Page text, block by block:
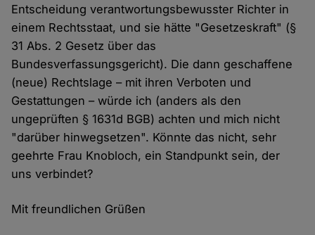
Entscheidung verantwortungsbewusster Richter in
einem Rechtsstaat, und sie hätte "Gesetzeskraft" (§
31 Abs. 2 Gesetz über das
Bundesverfassungsgericht). Die dann geschaffene
(neue) Rechtslage – mit ihren Verboten und
Gestattungen – würde ich (anders als den
ungeprüften § 1631d BGB) achten und mich nicht
"darüber hinwegsetzen". Könnte das nicht, sehr
geehrte Frau Knobloch, ein Standpunkt sein, der
uns verbindet?
Mit freundlichen Grüßen